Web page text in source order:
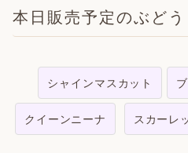
本日販売予定のぶどう
シャインマスカット
クイーンニーナ スカーレ